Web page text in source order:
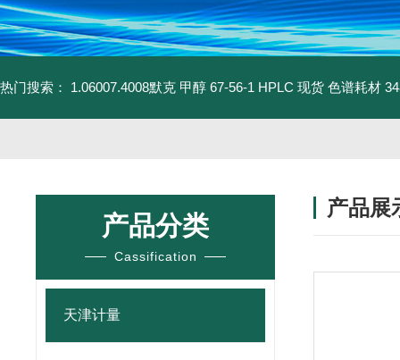
热门搜索： 1.06007.4008默克 甲醇 67-56-1 HPLC 现货 色谱耗材
产品分类
Cassification
天津计量
产品展